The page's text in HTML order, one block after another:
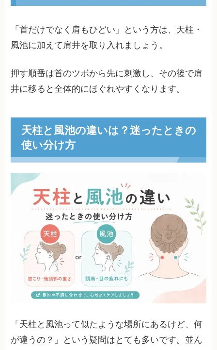
「首だけでなく肩もひどい」という方は、天柱・
風池に加えて肩井を取り入れましょう。
押す順番は首のツボから先に刺激し、その後で肩
井に移ると全体的にほぐれやすくなります。
天柱と風池の違いは？迷ったときの
使い分け方
「天柱と風池って似たような場所にあるけど、何
が違うの？」という疑問はとても多いです。並ん